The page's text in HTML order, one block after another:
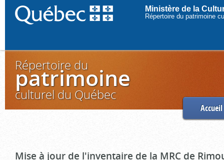
Ministère de la
Répertoire du patrimoine
Répertoire du
patrimoine
culturel du Québec
Accueil
Mise à jour de l'inventaire de la MRC de